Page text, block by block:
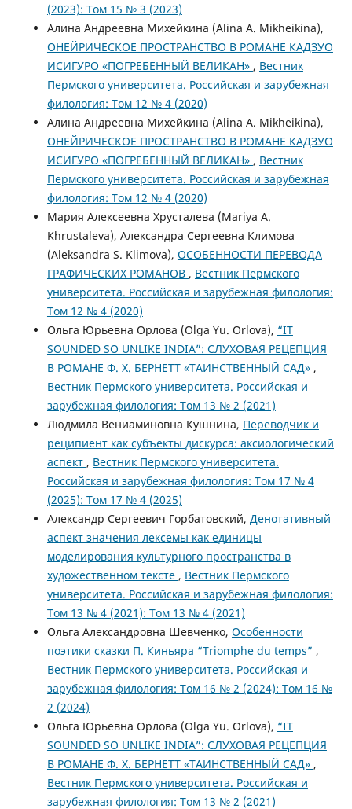
(2023): Том 15 № 3 (2023)
Алина Андреевна Михейкина (Alina A. Mikheikina),
ОНЕЙРИЧЕСКОЕ ПРОСТРАНСТВО В РОМАНЕ КАДЗУО
ИСИГУРО «ПОГРЕБЕННЫЙ ВЕЛИКАН» , Вестник
Пермского университета. Российская и зарубежная
филология: Том 12 № 4 (2020)
Алина Андреевна Михейкина (Alina A. Mikheikina),
ОНЕЙРИЧЕСКОЕ ПРОСТРАНСТВО В РОМАНЕ КАДЗУО
ИСИГУРО «ПОГРЕБЕННЫЙ ВЕЛИКАН» , Вестник
Пермского университета. Российская и зарубежная
филология: Том 12 № 4 (2020)
Мария Алексеевна Хрусталева (Mariya A.
Khrustaleva), Александра Сергеевна Климова
(Aleksandra S. Klimova), ОСОБЕННОСТИ ПЕРЕВОДА
ГРАФИЧЕСКИХ РОМАНОВ , Вестник Пермского
университета. Российская и зарубежная филология:
Том 12 № 4 (2020)
Ольга Юрьевна Орлова (Olga Yu. Orlova), “IT
SOUNDED SO UNLIKE INDIA”: СЛУХОВАЯ РЕЦЕПЦИЯ
В РОМАНЕ Ф. Х. БЕРНЕТТ «ТАИНСТВЕННЫЙ САД» ,
Вестник Пермского университета. Российская и
зарубежная филология: Том 13 № 2 (2021)
Людмила Вениаминовна Кушнина, Переводчик и
реципиент как субъекты дискурса: аксиологический
аспект , Вестник Пермского университета.
Российская и зарубежная филология: Том 17 № 4
(2025): Том 17 № 4 (2025)
Александр Сергеевич Горбатовский, Денотативный
аспект значения лексемы как единицы
моделирования культурного пространства в
художественном тексте , Вестник Пермского
университета. Российская и зарубежная филология:
Том 13 № 4 (2021): Том 13 № 4 (2021)
Ольга Александровна Шевченко, Особенности
поэтики сказки П. Киньяра “Triomphe du temps” ,
Вестник Пермского университета. Российская и
зарубежная филология: Том 16 № 2 (2024): Том 16 №
2 (2024)
Ольга Юрьевна Орлова (Olga Yu. Orlova), “IT
SOUNDED SO UNLIKE INDIA”: СЛУХОВАЯ РЕЦЕПЦИЯ
В РОМАНЕ Ф. Х. БЕРНЕТТ «ТАИНСТВЕННЫЙ САД» ,
Вестник Пермского университета. Российская и
зарубежная филология: Том 13 № 2 (2021)